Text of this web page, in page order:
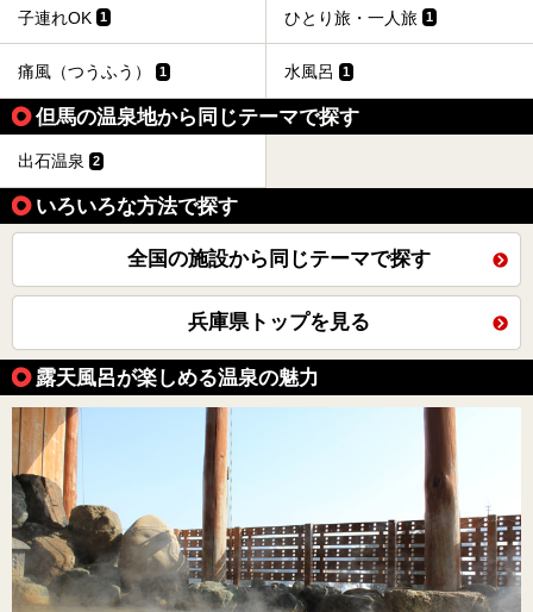
子連れOK 1 ひとり旅・一人旅 1
痛風（つうふう） 1 水風呂 1
但馬の温泉地から同じテーマで探す
出石温泉 2
いろいろな方法で探す
全国の施設から同じテーマで探す
兵庫県トップを見る
露天風呂が楽しめる温泉の魅力